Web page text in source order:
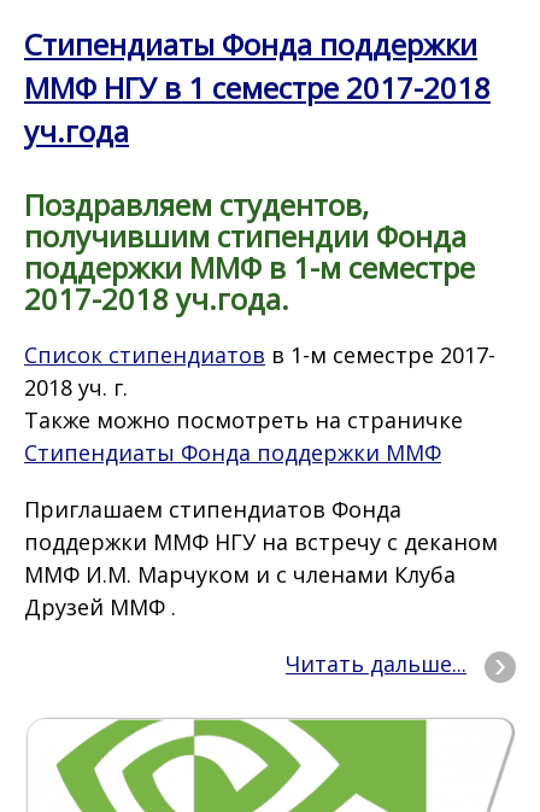
Стипендиаты Фонда поддержки
ММФ НГУ в 1 семестре 2017-2018
уч.года
Поздравляем студентов,
получившим стипендии Фонда
поддержки ММФ в 1-м семестре
2017-2018 уч.года.
Список стипендиатов в 1-м семестре 2017-
2018 уч. г.
Также можно посмотреть на страничке
Стипендиаты Фонда поддержки ММФ
Приглашаем стипендиатов Фонда
поддержки ММФ НГУ на встречу с деканом
ММФ И.М. Марчуком и с членами Клуба
Друзей ММФ .
Читать дальше...